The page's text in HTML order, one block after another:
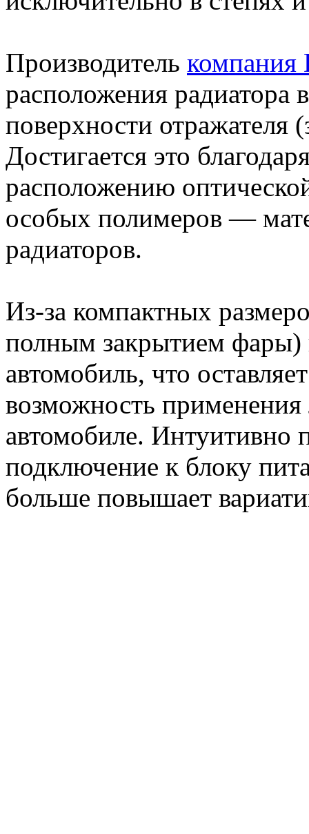
Производитель компания
расположения радиатора
поверхности отражателя
Достигается это
расположению
особых полимеров —
радиаторов.
Из-за компактных
полным закрытием фары)
автомобиль, что
возможность
автомобиле. Интуитивно
подключение к блоку
больше повышает